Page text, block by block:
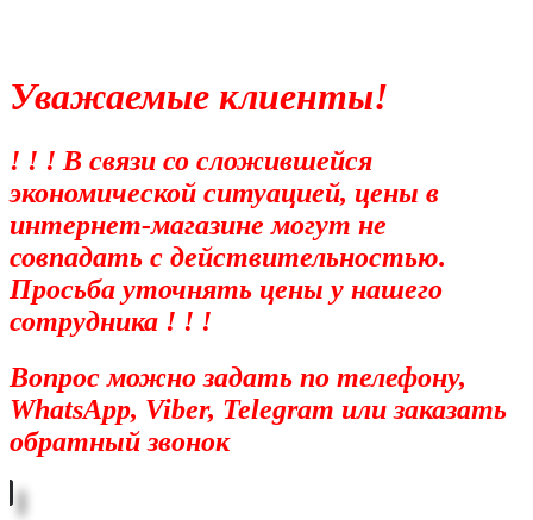
Уважаемые клиенты!
! ! ! В связи со сложившейся
экономической ситуацией, цены в
интернет-магазине могут не
совпадать с действительностью.
Просьба уточнять цены у нашего
сотрудника ! ! !
Вопрос можно задать по телефону,
WhatsApp, Viber, Telegram или заказать
обратный звонок